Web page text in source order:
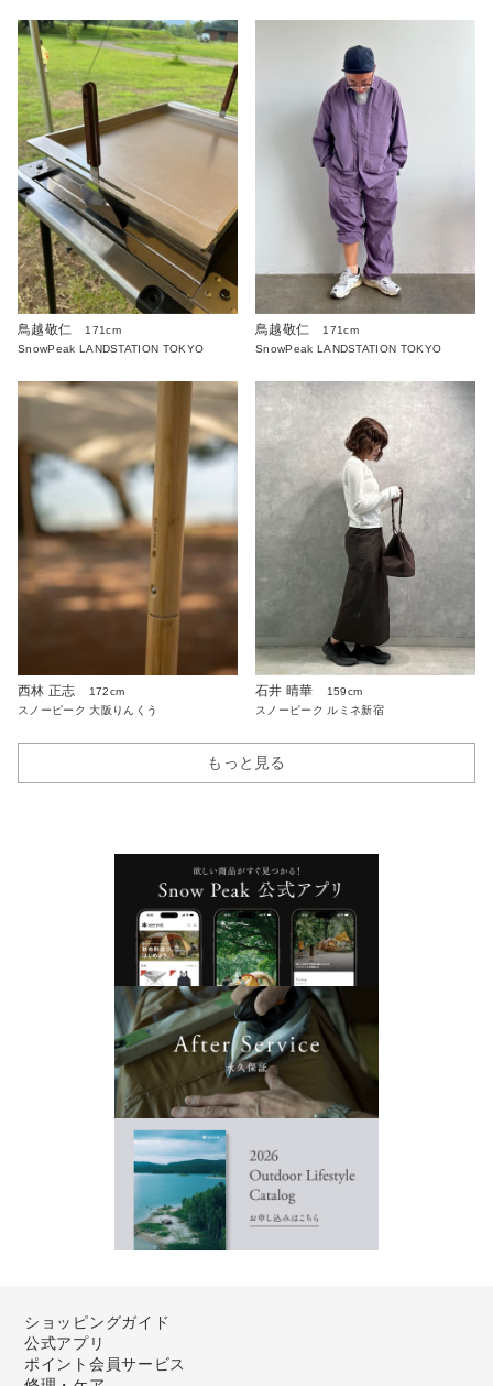
鳥越敬仁
171cm
SnowPeak LANDSTATION TOKYO
鳥越敬仁
171cm
SnowPeak LANDSTATION TOKYO
西林 正志
172cm
スノーピーク 大阪りんくう
石井 晴華
159cm
スノーピーク ルミネ新宿
もっと見る
ショッピングガイド
公式アプリ
ポイント会員サービス